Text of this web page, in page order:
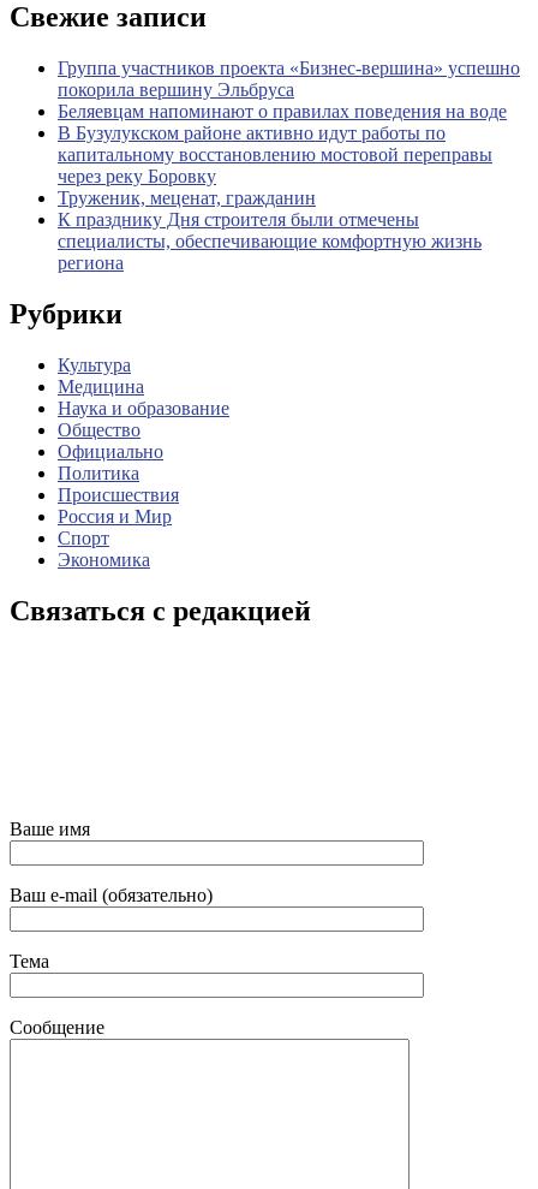
Свежие записи
Группа участников проекта «Бизнес‑вершина» успешно
покорила вершину Эльбруса
Беляевцам напоминают о правилах поведения на воде
В Бузулукском районе активно идут работы по
капитальному восстановлению мостовой переправы
через реку Боровку
Труженик, меценат, гражданин
К празднику Дня строителя были отмечены
специалисты, обеспечивающие комфортную жизнь
региона
Рубрики
Культура
Медицина
Наука и образование
Общество
Официально
Политика
Происшествия
Россия и Мир
Спорт
Экономика
Связаться с редакцией
Ваше имя
Ваш e-mail (обязательно)
Тема
Сообщение